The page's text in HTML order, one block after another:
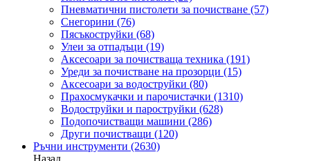
Пневматични пистолети за почистване (57)
Снегорини (76)
Пясъкоструйки (68)
Улеи за отпадъци (19)
Аксесоари за почистваща техника (191)
Уреди за почистване на прозорци (15)
Аксесоари за водоструйки (80)
Прахосмукачки и парочистачки (1310)
Водоструйки и пароструйки (628)
Подопочистващи машини (286)
Други почистващи (120)
Ръчни инструменти (2630)
Назад